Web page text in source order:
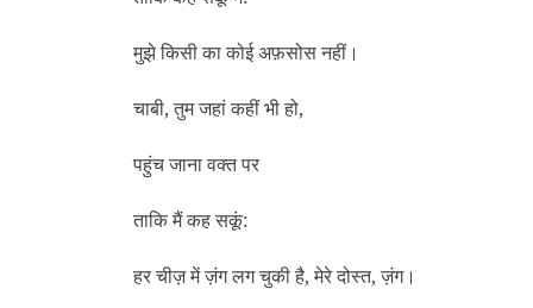
मुझे किसी का कोई अफ़सोस नहीं।
चाबी, तुम जहां कहीं भी हो,
पहुंच जाना वक्‍त पर
ताकि मैं कह सकूं:
हर चीज़ में ज़ंग लग चुकी है, मेरे दोस्‍त, ज़ंग।